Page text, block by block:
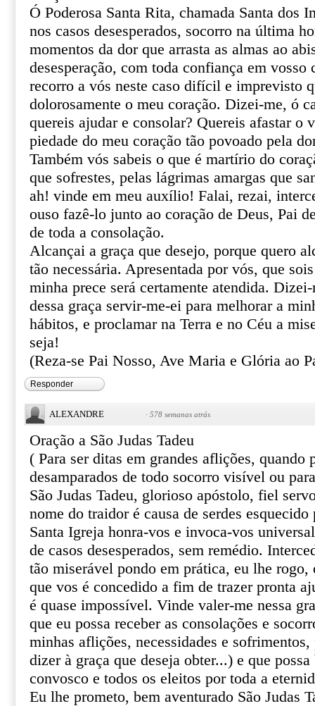
Ó Poderosa Santa Rita, chamada Santa dos
nos casos desesperados, socorro na última
momentos da dor que arrasta as almas ao
desesperação, com toda confiança em vosso
recorro a vós neste caso difícil e imprevisto
dolorosamente o meu coração. Dizei-me, ó
quereis ajudar e consolar? Quereis afastar o
piedade do meu coração tão povoado pela
Também vós sabeis o que é martírio do
que sofrestes, pelas lágrimas amargas que
ah! vinde em meu auxílio! Falai, rezai,
ouso fazê-lo junto ao coração de Deus, Pai
de toda a consolação.
Alcançai a graça que desejo, porque quero
tão necessária. Apresentada por vós, que
minha prece será certamente atendida.
dessa graça servir-me-ei para melhorar a
hábitos, e proclamar na Terra e no Céu a
seja!
(Reza-se Pai Nosso, Ave Maria e Glória ao
Responder
ALEXANDRE · 578 semanas atrás
Oração a São Judas Tadeu
( Para ser ditas em grandes aflições, quando
desamparados de todo socorro visível ou
São Judas Tadeu, glorioso apóstolo, fiel
nome do traidor é causa de serdes
Santa Igreja honra-vos e invoca-vos
de casos desesperados, sem remédio.
tão miserável pondo em prática, eu lhe
que vos é concedido a fim de trazer pronta
é quase impossível. Vinde valer-me nessa
que eu possa receber as consolações e
minhas aflições, necessidades e
dizer à graça que deseja obter...) e que
convosco e todos os eleitos por toda a
Eu lhe prometo, bem aventurado São Judas